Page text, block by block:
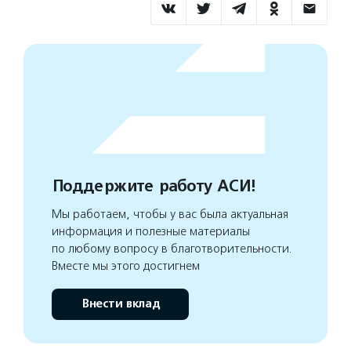
Поддержите работу АСИ!
Мы работаем, чтобы у вас была актуальная
информация и полезные материалы
по любому вопросу в благотворительности.
Вместе мы этого достигнем
Внести вклад